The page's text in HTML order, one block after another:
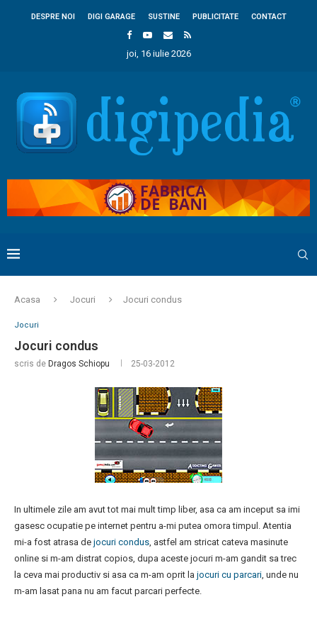
DESPRE NOI DIGI GARAGE SUSTINE PUBLICITATE CONTACT
joi, 16 iulie 2026
Acasa Jocuri Jocuri condus
Jocuri
Jocuri condus
scris de Dragos Schiopu 25-03-2012
In ultimele zile am avut tot mai mult timp liber, asa ca am inceput sa imi
gasesc ocupatie pe internet pentru a-mi putea omora timpul. Atentia
mi-a fost atrasa de jocuri condus, astfel am stricat cateva masinute
online si m-am distrat copios, dupa aceste jocuri m-am gandit sa trec
la ceva mai productiv si asa ca m-am oprit la jocuri cu parcari, unde nu
m-am lasat pana nu am facut parcari perfecte.